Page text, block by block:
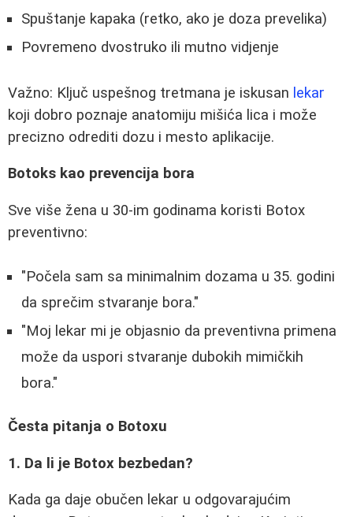
Spuštanje kapaka (retko, ako je doza prevelika)
Povremeno dvostruko ili mutno vidjenje
Važno: Ključ uspešnog tretmana je iskusan lekar
koji dobro poznaje anatomiju mišića lica i može
precizno odrediti dozu i mesto aplikacije.
Botoks kao prevencija bora
Sve više žena u 30-im godinama koristi Botox
preventivno:
"Počela sam sa minimalnim dozama u 35. godini
da sprečim stvaranje bora."
"Moj lekar mi je objasnio da preventivna primena
može da uspori stvaranje dubokih mimičkih
bora."
Česta pitanja o Botoxu
1. Da li je Botox bezbedan?
Kada ga daje obučen lekar u odgovarajućim